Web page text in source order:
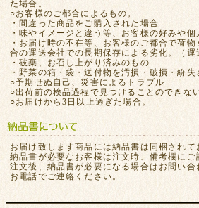
た場合。
○お客様のご都合によるもの。
・間違った商品をご購入された場合
・味やイメージと違う等、お客様の好みや
・お届け時の不在等、お客様のご都合で荷
合の運送会社での長期保存による劣化。（運
・破棄、お召し上がり済みのもの
・野菜の箱・袋・送付物を汚損・破損・紛失
○予期せぬ自己、災害によるトラブル
○出荷前の検品過程で見つけることのできな
○お届けから3日以上過ぎた場合。
お届け致します商品には納品書は同梱されて
納品書が必要なお客様は注文時、備考欄にご
注文後、納品書が必要になる場合はお問い合
お電話でご連絡ください。